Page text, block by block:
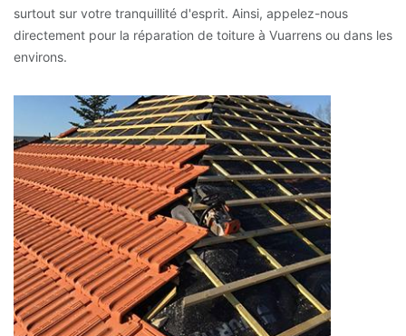
surtout sur votre tranquillité d'esprit. Ainsi, appelez-nous
directement pour la réparation de toiture à Vuarrens ou dans les
environs.